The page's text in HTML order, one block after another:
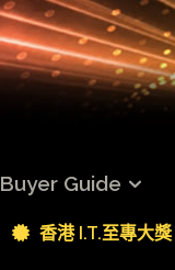
Buyer Guide
香港 I.T.至專大獎